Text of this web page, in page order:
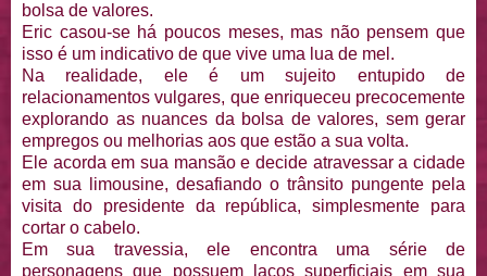
bolsa de valores.
Eric casou-se há poucos meses, mas não pensem que
isso é um indicativo de que vive uma lua de mel.
Na realidade, ele é um sujeito entupido de
relacionamentos vulgares, que enriqueceu precocemente
explorando as nuances da bolsa de valores, sem gerar
empregos ou melhorias aos que estão a sua volta.
Ele acorda em sua mansão e decide atravessar a cidade
em sua limousine, desafiando o trânsito pungente pela
visita do presidente da república, simplesmente para
cortar o cabelo.
Em sua travessia, ele encontra uma série de
personagens que possuem laços superficiais em sua